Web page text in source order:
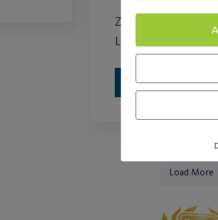
Zumba ab Oktober
Leitung
WEITERLESEN
Load More